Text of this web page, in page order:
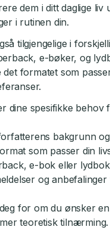
dem i ditt daglige liv
i rutinen din.
tilgjengelige i
e-bøker, og
det formatet som
dine spesifikke behov
bakgrunn
som passer din
e-bok eller
og
for om du ønsker
teoretisk tilnærming.